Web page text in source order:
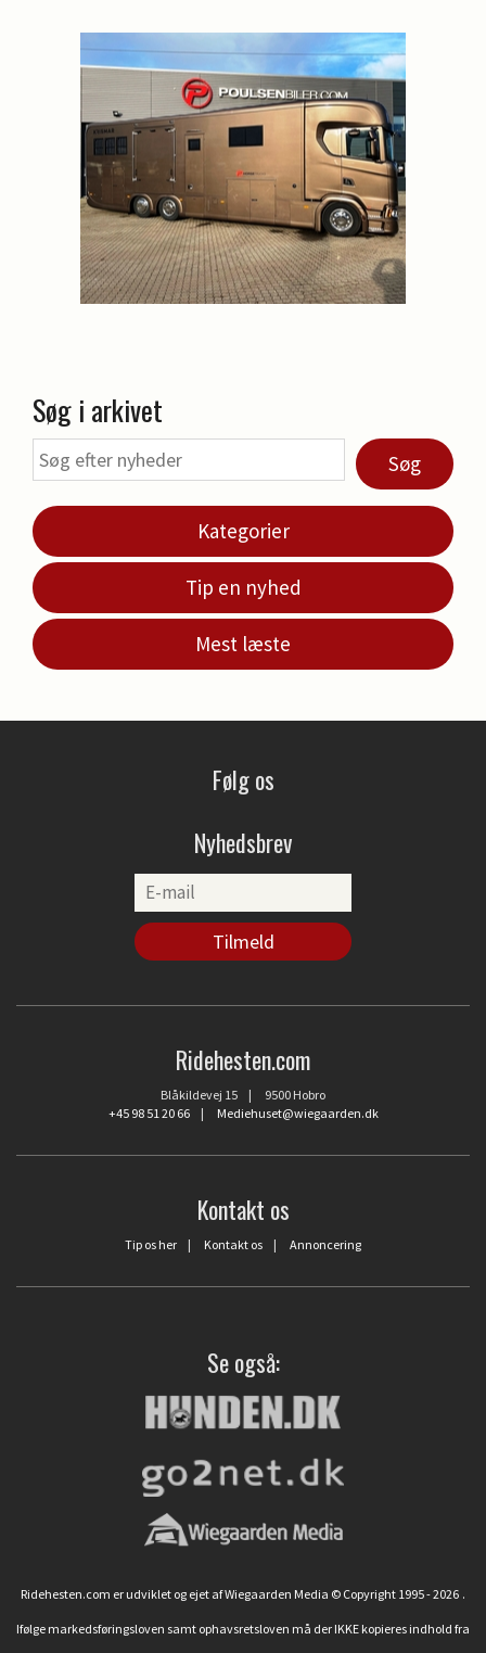
Søg i arkivet
Søg
Kategorier
Tip en nyhed
Mest læste
Følg os
Nyhedsbrev
Ridehesten.com
Blåkildevej 15 | 9500 Hobro
+45 98 51 20 66| Mediehuset@wiegaarden.dk
Kontakt os
Tip os her | Kontakt os | Annoncering
Se også:
Ridehesten.com er udviklet og ejet af Wiegaarden Media © Copyright 1995 - 2026 .
Ifølge markedsføringsloven samt ophavsretsloven må der IKKE kopieres indhold fra